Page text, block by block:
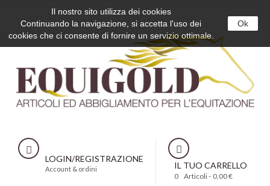
LOGIN/REGISTRAZIONE
Account & ordini IL TUO CARRELLO
0 Articoli - 0,00 €
Il nostro sito utilizza dei cookies
Continuando la navigazione, si accetta l'uso dei
cookies che ci consente di fornire un servizio ottimale.
Ok